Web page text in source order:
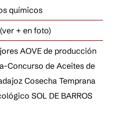
químicos
+ en foto)
AOVE de producción
Concurso de Aceites de
Cosecha Temprana
SOL DE BARROS